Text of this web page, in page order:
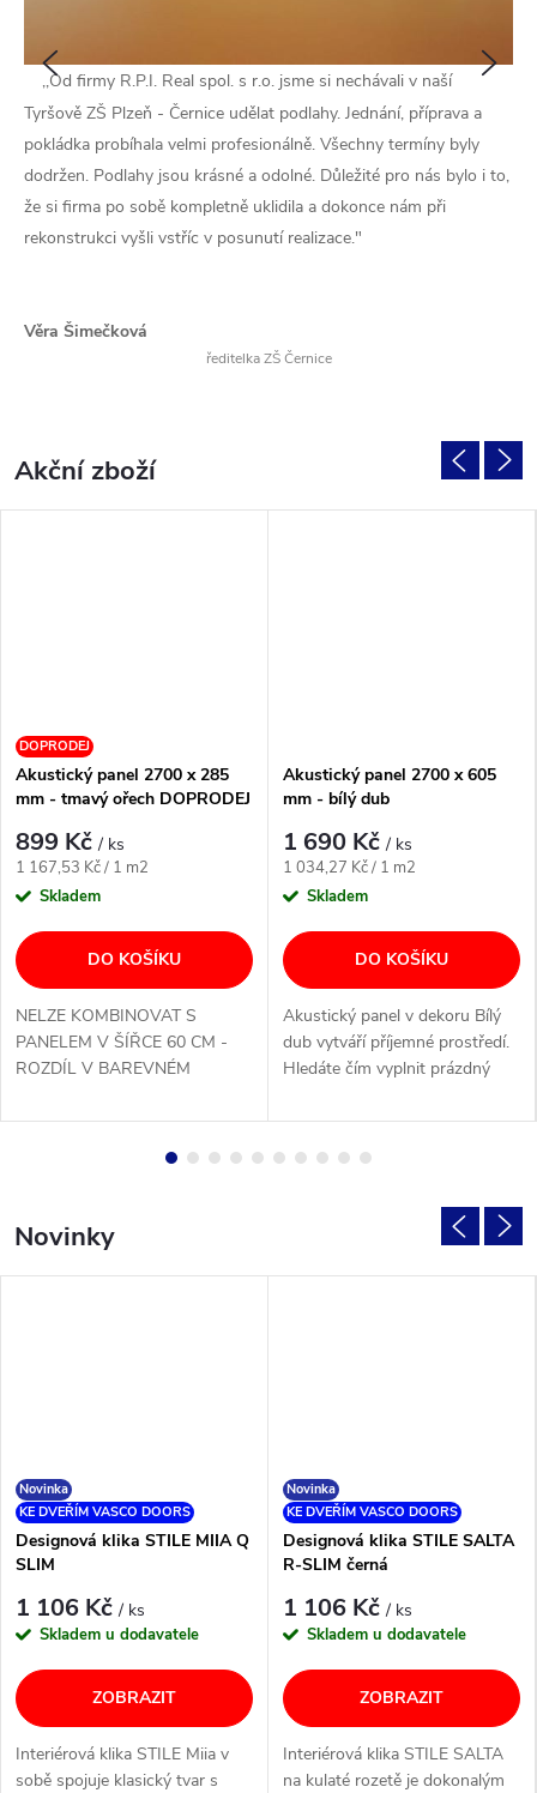
,,Od firmy R.P.I. Real spol. s r.o. jsme si nechávali v naší
Tyršově ZŠ Plzeň - Černice udělat podlahy. Jednání, příprava a
pokládka probíhala velmi profesionálně. Všechny termíny byly
dodržen. Podlahy jsou krásné a odolné. Důležité pro nás bylo i to,
že si firma po sobě kompletně uklidila a dokonce nám při
rekonstrukci vyšli vstříc v posunutí realizace."
Věra Šimečková
ředitelka ZŠ Černice
Akční zboží
DOPRODEJ
Akustický panel 2700 x 285
mm - tmavý ořech DOPRODEJ
899 Kč/ ks
Měrná
cena:
1 167,53 Kč / 1 m2
Skladem
DO KOŠÍKU
NELZE KOMBINOVAT S
PANELEM V ŠÍŘCE 60 CM -
ROZDÍL V BAREVNÉM
dekoru Tmavý ořech utváří
Akustický panel 2700 x 605
mm - bílý dub
1 690 Kč/ ks
Měrná
cena:
1 034,27 Kč / 1 m2
Skladem
DO KOŠÍKU
Akustický panel v dekoru Bílý
dub vytváří příjemné prostředí.
Hledáte čím vyplnit prázdný
Novinky
Novinka
KE DVEŘÍM VASCO DOORS
Designová klika STILE MIIA Q
SLIM
1 106 Kč/ ks
Skladem u dodavatele
ZOBRAZIT
Interiérová klika STILE Miia v
sobě spojuje klasický tvar s
Novinka
KE DVEŘÍM VASCO DOORS
Designová klika STILE SALTA
R-SLIM černá
1 106 Kč/ ks
Skladem u dodavatele
ZOBRAZIT
Interiérová klika STILE SALTA
na kulaté rozetě je dokonalým